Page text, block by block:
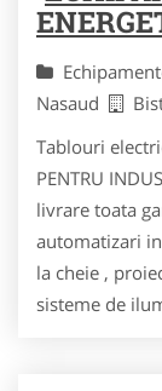
Nasaud
Tablouri
PENTRU
livrare toata
automatizari
la cheie ,
sisteme de